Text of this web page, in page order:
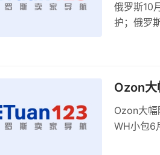
俄罗斯10
护；俄罗
Ozon大
Ozon大
WH小包6